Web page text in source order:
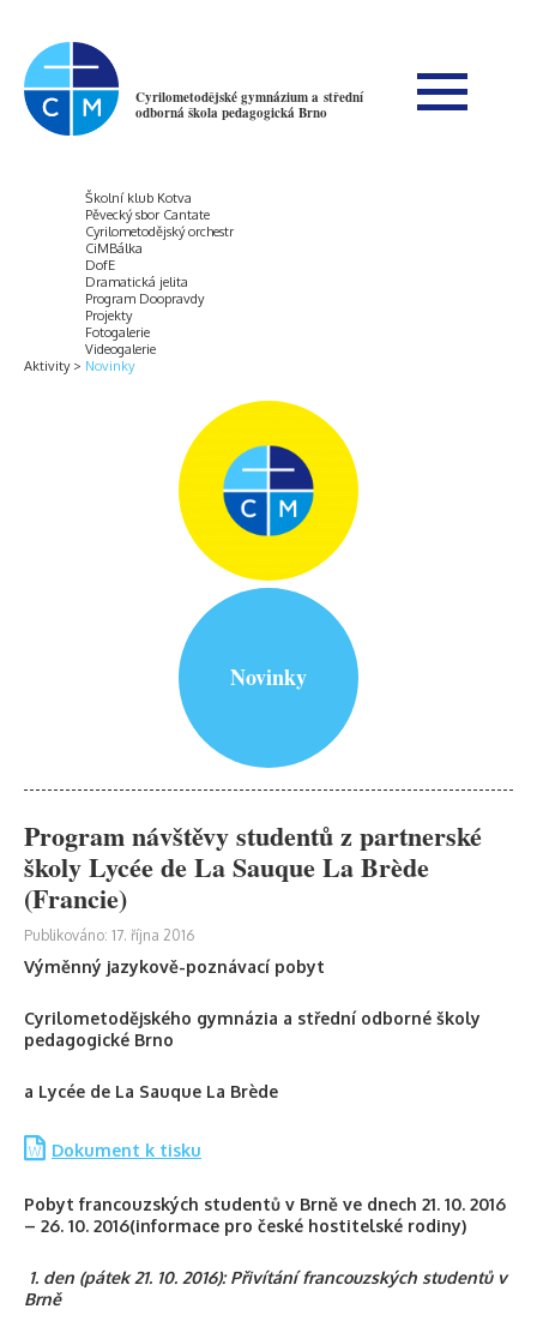
Cyrilometodějské gymnázium a střední
odborná škola pedagogická Brno
Aktivity
Školní klub Kotva
Pěvecký sbor Cantate
Cyrilometodějský orchestr
CiMBálka
DofE
Dramatická jelita
Program Doopravdy
Projekty
Fotogalerie
Videogalerie
Novinky
Novinky
Program návštěvy studentů z partnerské
školy Lycée de La Sauque La Brède
(Francie)
Publikováno: 17. října 2016
Výměnný jazykově-poznávací pobyt
Cyrilometodějského gymnázia a střední odborné školy
pedagogické Brno
a Lycée de La Sauque La Brède
Dokument k tisku
Pobyt francouzských studentů v Brně ve dnech 21. 10. 2016
– 26. 10. 2016(informace pro české hostitelské rodiny)
1. den (pátek 21. 10. 2016): Přivítání francouzských studentů v
Brně